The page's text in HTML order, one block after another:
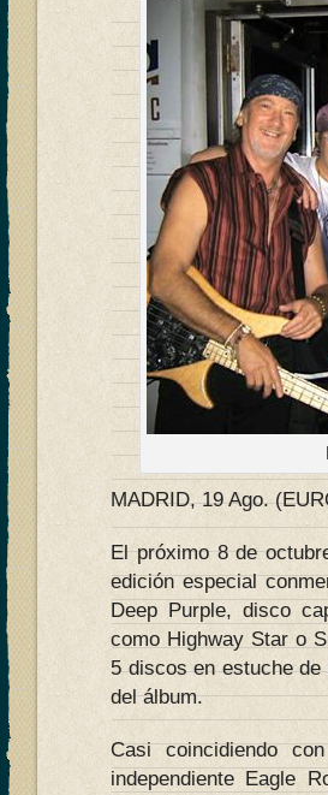
MADRID, 19 Ago.
El próximo 8 de
edición especial
Deep Purple, disco
como Highway Star o
5 discos en estuche
del álbum.
Casi coincidiendo
independiente Eagle